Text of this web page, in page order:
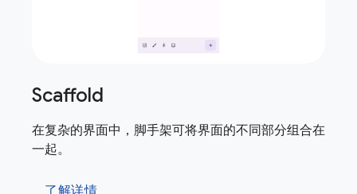
Scaffold
在复杂的界面中，脚手架可将界面的不同部分组合在
一起。
了解详情